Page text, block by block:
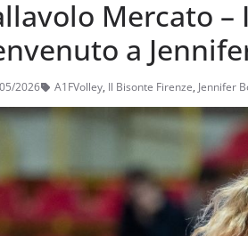
Mercato
a
2026 A1FVolley, Il Bisonte Firenze, Jennifer